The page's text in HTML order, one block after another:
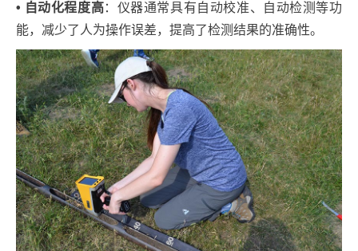
• 自动化程度高：仪器通常具有自动校准、自动检测等功
能，减少了人为操作误差，提高了检测结果的准确性。